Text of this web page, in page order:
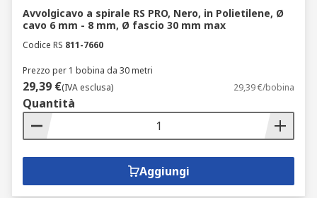
Avvolgicavo a spirale RS PRO, Nero, in Polietilene, Ø
cavo 6 mm - 8 mm, Ø fascio 30 mm max
Codice RS 811-7660
Prezzo per 1 bobina da 30 metri
29,39 €(IVA esclusa) 29,39 €/bobina
Quantità
Aggiungi